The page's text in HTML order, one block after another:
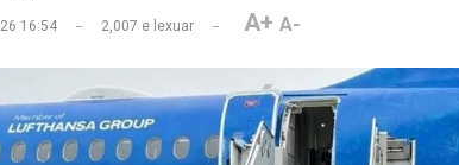
16:54 2,007 e lexuar A+ A-